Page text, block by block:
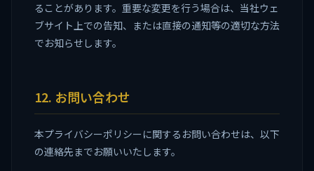
ることがあります。重要な変更を行う場合は、当社ウェ
ブサイト上での告知、または直接の通知等の適切な方法
でお知らせします。
12. お問い合わせ
本プライバシーポリシーに関するお問い合わせは、以下
の連絡先までお願いいたします。